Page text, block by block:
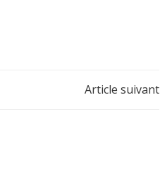
Article suivant